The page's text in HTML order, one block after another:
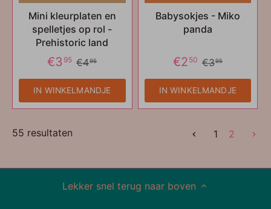
Mini kleurplaten en
spelletjes op rol -
Prehistoric land
€3 95 €495
IN WINKELMANDJE
Babysokjes - Miko
panda
€2 50 €395
IN WINKELMANDJE
55 resultaten 1 2
Lekker snel terug naar boven